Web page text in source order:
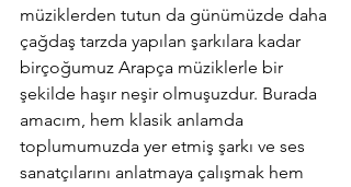
müziklerden tutun da günümüzde daha
çağdaş tarzda yapılan şarkılara kadar
birçoğumuz Arapça müziklerle bir
şekilde haşır neşir olmuşuzdur. Burada
amacım, hem klasik anlamda
toplumumuzda yer etmiş şarkı ve ses
sanatçılarını anlatmaya çalışmak hem